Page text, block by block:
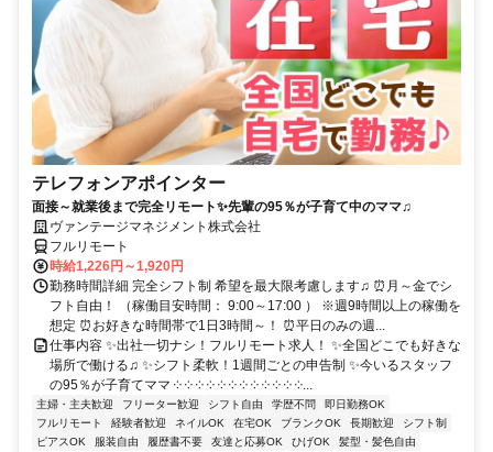
テレフォンアポインター
面接～就業後まで完全リモート✨先輩の95％が子育て中のママ♫
ヴァンテージマネジメント株式会社
フルリモート
時給1,226円～1,920円
勤務時間詳細 完全シフト制 希望を最大限考慮します♫ ⏰月～金でシ
フト自由！ （稼働目安時間： 9:00～17:00 ） ※週9時間以上の稼働を
想定 ⏰お好きな時間帯で1日3時間～！ ⏰平日のみの週...
仕事内容 ✨出社一切ナシ！フルリモート求人！ ✨全国どこでも好きな
場所で働ける♫ ✨シフト柔軟！1週間ごとの申告制 ✨今いるスタッフ
の95％が子育てママ ༶ ༶ ༶ ༶ ༶ ༶ ༶ ༶ ༶ ༶ ༶ ༶...
主婦・主夫歓迎 フリーター歓迎 シフト自由 学歴不問
即日勤務OK
フルリモート
経験者歓迎 ネイルOK 在宅OK ブランクOK 長期歓迎
シフト制
ピアスOK
服装自由 履歴書不要 友達と応募OK ひげOK 髪型・髪色自由